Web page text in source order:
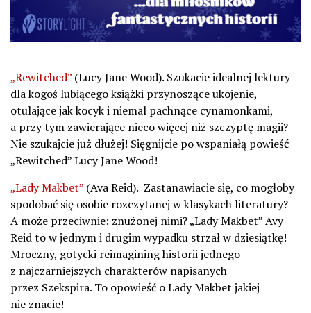
„Rewitched” (Lucy Jane Wood). Szukacie idealnej lektury
dla kogoś lubiącego książki przynoszące ukojenie,
otulające jak kocyk i niemal pachnące cynamonkami,
a przy tym zawierające nieco więcej niż szczyptę magii?
Nie szukajcie już dłużej! Sięgnijcie po wspaniałą powieść
„Rewitched” Lucy Jane Wood!
„Lady Makbet” (Ava Reid). Zastanawiacie się, co mogłoby
spodobać się osobie rozczytanej w klasykach literatury?
A może przeciwnie: znużonej nimi? „Lady Makbet” Avy
Reid to w jednym i drugim wypadku strzał w dziesiątkę!
Mroczny, gotycki reimagining historii jednego
z najczarniejszych charakterów napisanych
przez Szekspira. To opowieść o Lady Makbet jakiej
nie znacie!